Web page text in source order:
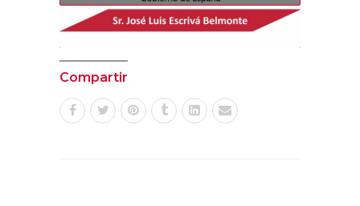
Compartir